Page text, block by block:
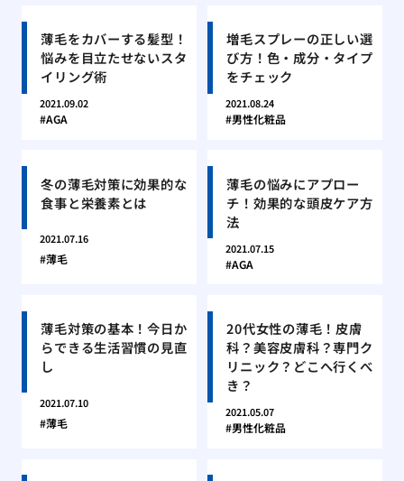
薄毛をカバーする髪型！
悩みを目立たせないスタ
イリング術
2021.09.02
AGA
増毛スプレーの正しい選
び方！色・成分・タイプ
をチェック
2021.08.24
男性化粧品
冬の薄毛対策に効果的な
食事と栄養素とは
2021.07.16
薄毛
薄毛の悩みにアプロー
チ！効果的な頭皮ケア方
法
2021.07.15
AGA
薄毛対策の基本！今日か
らできる生活習慣の見直
し
2021.07.10
薄毛
20代女性の薄毛！皮膚
科？美容皮膚科？専門ク
リニック？どこへ行くべ
き？
2021.05.07
男性化粧品